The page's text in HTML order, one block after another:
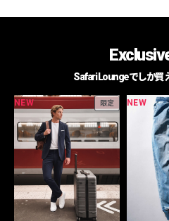
Safari Loungeでしか買
NEW 限定 NEW